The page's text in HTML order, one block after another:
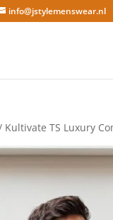
info@jstylemenswear.nl
Kultivate TS Luxury